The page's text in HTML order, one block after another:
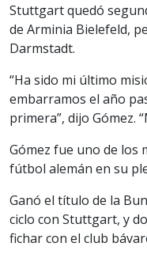
Stuttgart quedó
de Arminia Bielefeld,
Darmstadt.
“Ha sido mi último
embarramos el año
primera”, dijo Gómez.
Gómez fue uno de los
fútbol alemán en su
Ganó el título de la
ciclo con Stuttgart, y
fichar con el club